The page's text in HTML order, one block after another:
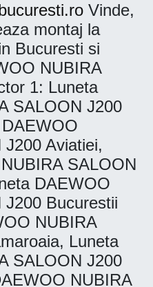
Vinde,
montaj la
Bucuresti si
NUBIRA
1: Luneta
SALOON J200
Aviatiei,
SALOON
DAEWOO
J200 Bucurestii
NUBIRA
Luneta
SALOON J200
NUBIRA